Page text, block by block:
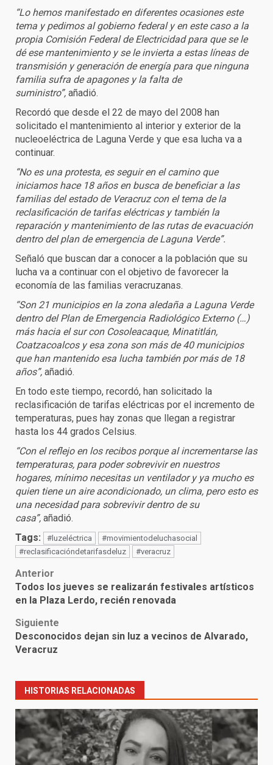
“Lo hemos manifestado en diferentes ocasiones este
tema y pedimos al gobierno federal y en este caso a la
propia Comisión Federal de Electricidad para que se le
dé ese mantenimiento y se le invierta a estas líneas de
transmisión y generación de energía para que ninguna
familia sufra de apagones y la falta de
suministro”, añadió.
Recordó que desde el 22 de mayo del 2008 han
solicitado el mantenimiento al interior y exterior de la
nucleoeléctrica de Laguna Verde y que esa lucha va a
continuar.
“No es una protesta, es seguir en el camino que
iniciamos hace 18 años en busca de beneficiar a las
familias del estado de Veracruz con el tema de la
reclasificación de tarifas eléctricas y también la
reparación y mantenimiento de las rutas de evacuación
dentro del plan de emergencia de Laguna Verde”.
Señaló que buscan dar a conocer a la población que su
lucha va a continuar con el objetivo de favorecer la
economía de las familias veracruzanas.
“Son 21 municipios en la zona aledaña a Laguna Verde
dentro del Plan de Emergencia Radiológico Externo (…)
más hacia el sur con Cosoleacaque, Minatitlán,
Coatzacoalcos y esa zona son más de 40 municipios
que han mantenido esa lucha también por más de 18
años”, añadió.
En todo este tiempo, recordó, han solicitado la
reclasificación de tarifas eléctricas por el incremento de
temperaturas, pues hay zonas que llegan a registrar
hasta los 44 grados Celsius.
“Con el reflejo en los recibos porque al incrementarse las
temperaturas, para poder sobrevivir en nuestros
hogares, mínimo necesitas un ventilador y ya mucho es
quien tiene un aire acondicionado, un clima, pero esto es
una necesidad para sobrevivir dentro de su
casa”, añadió.
Tags:
#luzeléctrica
#movimientodeluchasocial
#reclasificacióndetarifasdeluz
#veracruz
Post
navigation
Anterior
Todos los jueves se realizarán festivales artísticos
en la Plaza Lerdo, recién renovada
Siguiente
Desconocidos dejan sin luz a vecinos de Alvarado,
Veracruz
HISTORIAS RELACIONADAS